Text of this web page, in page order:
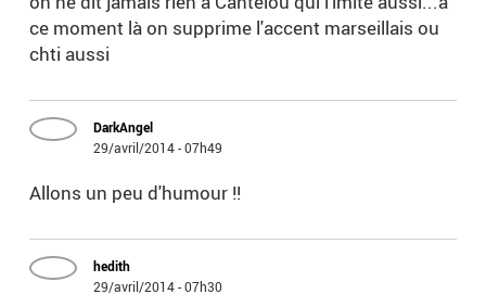
ce moment là on supprime l'accent marseillais ou
chti aussi
DarkAngel
29/avril/2014 - 07h49
Allons un peu d'humour !!
hedith
29/avril/2014 - 07h30